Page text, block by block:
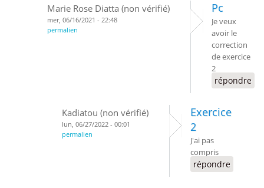
Marie Rose Diatta (non vérifié)
mer, 06/16/2021 - 22:48
permalien
Pc
Je veux
avoir le
correction
de exercice
2
répondre
Kadiatou (non vérifié)
lun, 06/27/2022 - 00:01
permalien
Exercice
2
J'ai pas
compris
répondre